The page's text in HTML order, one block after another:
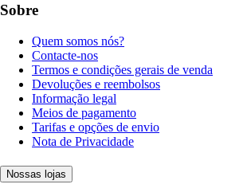
Sobre
Quem somos nós?
Contacte-nos
Termos e condições gerais de venda
Devoluções e reembolsos
Informação legal
Meios de pagamento
Tarifas e opções de envio
Nota de Privacidade
Nossas lojas